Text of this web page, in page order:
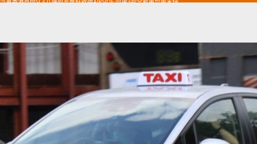
車仔展2026」再嚟喇
汽車模型玩具
東南亞汽車
香港七宗罪之「第七宗罪」一切禍源，由抽盲盒開始
交通評論
香港七宗罪之「第六宗罪」愛回家唔止回唔到家 跣司機勁過謝拉特
香港七宗罪之「第五宗罪」金鋼箍五花大綁 司機哽唔落都要硬哽到